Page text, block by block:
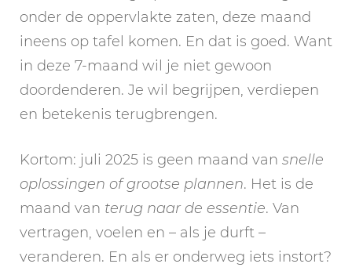
onder de oppervlakte zaten, deze maand
ineens op tafel komen. En dat is goed. Want
in deze 7-maand wil je niet gewoon
doordenderen. Je wil begrijpen, verdiepen
en betekenis terugbrengen.
Kortom: juli 2025 is geen maand van snelle
oplossingen of grootse plannen. Het is de
maand van terug naar de essentie. Van
vertragen, voelen en – als je durft –
veranderen. En als er onderweg iets instort?